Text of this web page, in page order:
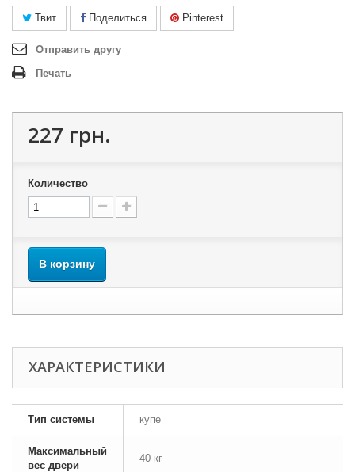
Твит Поделиться Pinterest
Отправить другу
Печать
227 грн.
Количество
В корзину
ХАРАКТЕРИСТИКИ
Тип системы купе
Максимальный
вес двери
40 кг